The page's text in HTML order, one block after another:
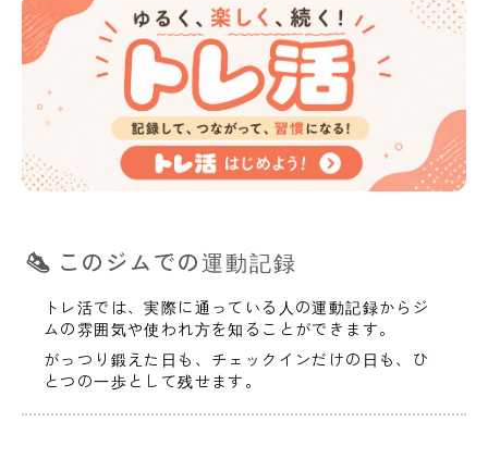
このジムでの運動記録
トレ活では、実際に通っている人の運動記録からジ
ムの雰囲気や使われ方を知ることができます。
がっつり鍛えた日も、チェックインだけの日も、ひ
とつの一歩として残せます。